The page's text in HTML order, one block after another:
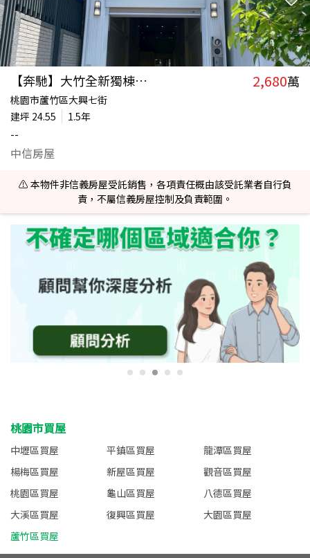
【奔馳】大竹全新獨棟鋼構挑高透店 2,680萬
桃園市蘆竹區大興七街
建坪 24.55
1.5年
--
中信房屋
⚠️ 本物件非信義房屋受託銷售，各項責任概由該受託業者自行負
責，不屬信義房屋控制及負責範圍。
桃園市買屋
中壢區買屋 平鎮區買屋
龍潭區買屋
楊梅區買屋
新屋區買屋
觀音區買屋
桃園區買屋
龜山區買屋
八德區買屋
大溪區買屋
復興區買屋
大園區買屋
蘆竹區買屋